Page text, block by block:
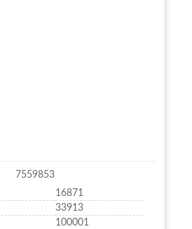
7559853
16871
33913
100001